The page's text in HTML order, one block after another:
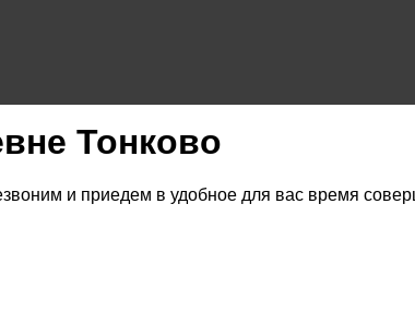
Тонково
и приедем в удобное для вас время